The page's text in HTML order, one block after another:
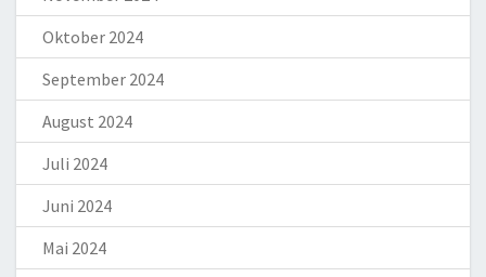
Oktober 2024
September 2024
August 2024
Juli 2024
Juni 2024
Mai 2024